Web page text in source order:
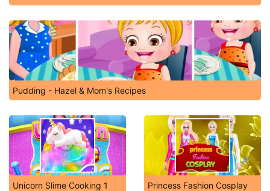
Pudding - Hazel & Mom's Recipes
Unicorn Slime Cooking 1 Princess Fashion Cosplay